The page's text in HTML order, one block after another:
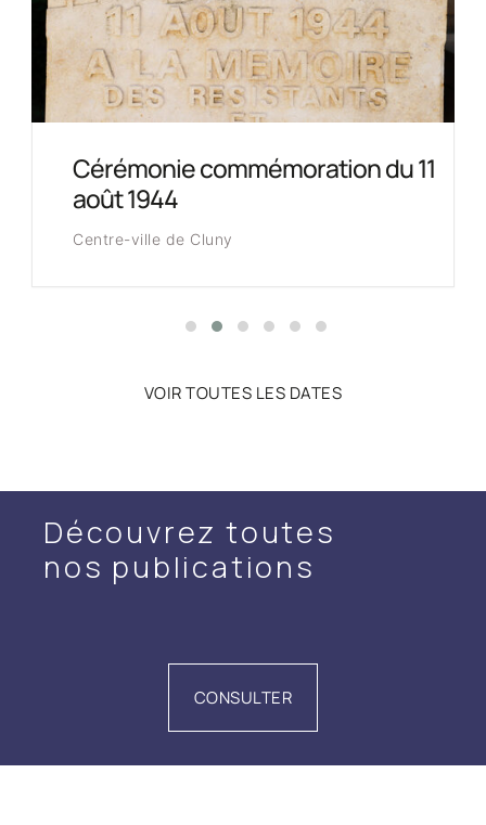
commémoration du 11
de Cluny
VOIR TOUTES LES DATES
Découvrez toutes
nos publications
CONSULTER